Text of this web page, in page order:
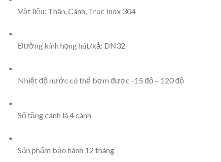
Vật liệu: Thân, Cánh, Trục Inox 304
Đường kính họng hút/xả: DN32
Nhiệt độ nước có thể bơm được -15 độ – 120 độ
Số tầng cánh là 4 cánh
Sản phẩm bảo hành 12 tháng